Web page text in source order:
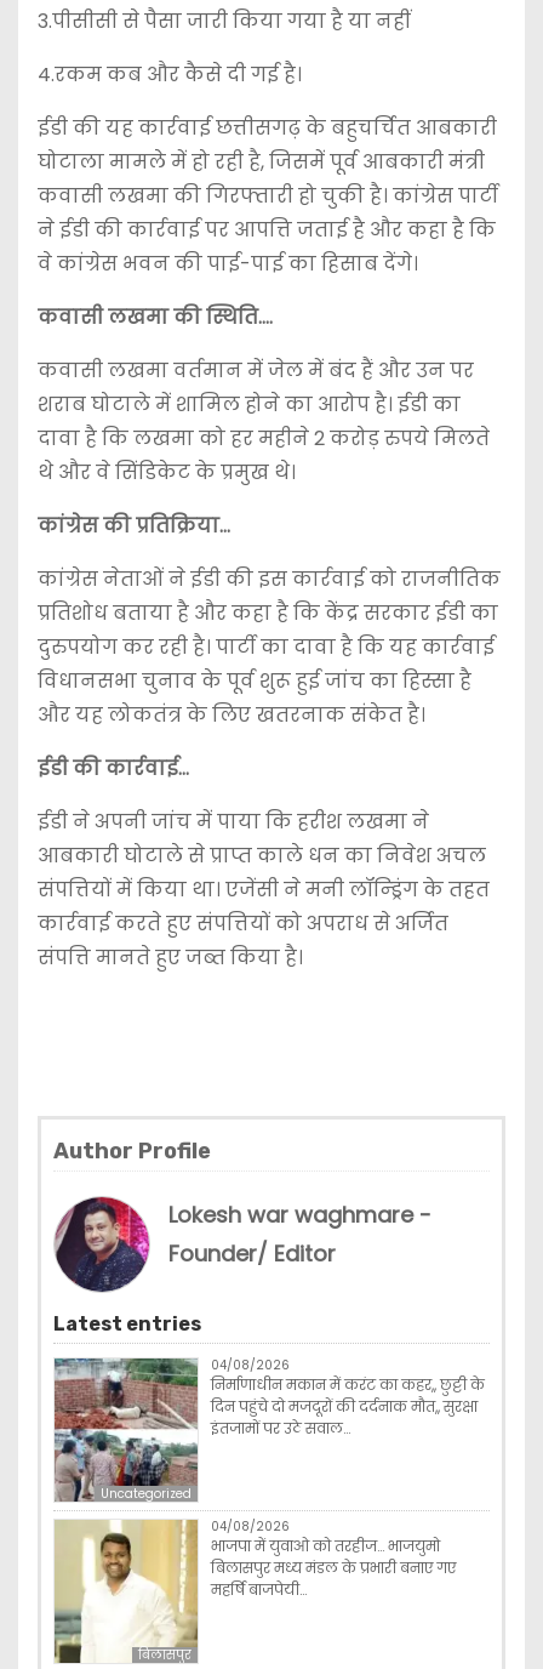
3.पीसीसी से पैसा जारी किया गया है या नहीं
4.रकम कब और कैसे दी गई है।
ईडी की यह कार्रवाई छत्तीसगढ़ के बहुचर्चित आबकारी
घोटाला मामले में हो रही है, जिसमें पूर्व आबकारी मंत्री
कवासी लखमा की गिरफ्तारी हो चुकी है। कांग्रेस पार्टी
ने ईडी की कार्रवाई पर आपत्ति जताई है और कहा है कि
वे कांग्रेस भवन की पाई-पाई का हिसाब देंगे।
कवासी लखमा की स्थिति….
कवासी लखमा वर्तमान में जेल में बंद हैं और उन पर
शराब घोटाले में शामिल होने का आरोप है। ईडी का
दावा है कि लखमा को हर महीने 2 करोड़ रुपये मिलते
थे और वे सिंडिकेट के प्रमुख थे।
कांग्रेस की प्रतिक्रिया…
कांग्रेस नेताओं ने ईडी की इस कार्रवाई को राजनीतिक
प्रतिशोध बताया है और कहा है कि केंद्र सरकार ईडी का
दुरुपयोग कर रही है। पार्टी का दावा है कि यह कार्रवाई
विधानसभा चुनाव के पूर्व शुरू हुई जांच का हिस्सा है
और यह लोकतंत्र के लिए खतरनाक संकेत है।
ईडी की कार्रवाई…
ईडी ने अपनी जांच में पाया कि हरीश लखमा ने
आबकारी घोटाले से प्राप्त काले धन का निवेश अचल
संपत्तियों में किया था। एजेंसी ने मनी लॉन्ड्रिंग के तहत
कार्रवाई करते हुए संपत्तियों को अपराध से अर्जित
संपत्ति मानते हुए जब्त किया है।
Author Profile
Lokesh war waghmare -
Founder/ Editor
Latest entries
Uncategorized
04/08/2026
निर्माणाधीन मकान में करंट का कहर,, छुट्टी के
दिन पहुंचे दो मजदूरों की दर्दनाक मौत,, सुरक्षा
इंतजामों पर उठे सवाल…
बिलासपुर
04/08/2026
भाजपा में युवाओ को तरहीज… भाजयुमो
बिलासपुर मध्य मंडल के प्रभारी बनाए गए
महर्षि बाजपेयी…